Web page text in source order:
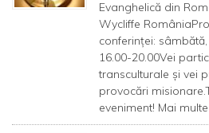
Evanghelică din
Wycliffe
conferinței:
16.00-20.00Vei
transculturale și vei
provocări
eveniment! Mai